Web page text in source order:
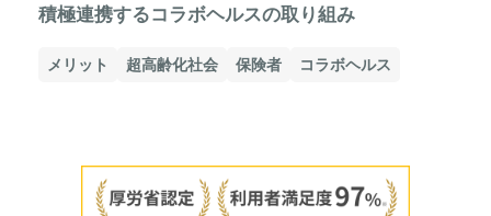
積極連携するコラボヘルスの取り組み
メリット 超高齢化社会 保険者 コラボヘルス